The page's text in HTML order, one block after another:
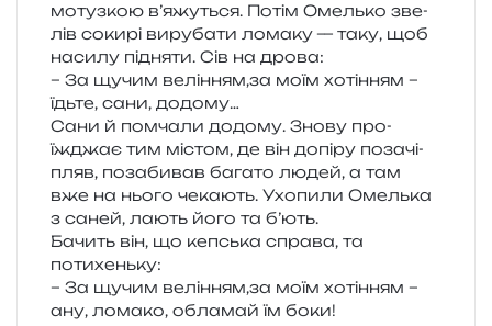
мотуз­кою в’яжуться. Потім Омелько зве­
лів соки­рі виру­ба­ти лома­ку — таку, щоб
наси­лу під­ня­ти. Сів на дрова:
– За щучим велінням,за моїм хоті­н­ням –
їдьте, сани, додому…
Сани й пом­ча­ли додо­му. Знову про­
їжджає тим містом, де він допі­ру поза­чі­
пляв, поза­би­вав бага­то людей, а там
вже на нього чека­ють. Ухопили Омелька
з саней, лають його та б’ють.
Бачить він, що кеп­ська спра­ва, та
потихеньку:
– За щучим велінням,за моїм хоті­н­ням –
ану, лома­ко, обла­май їм боки!